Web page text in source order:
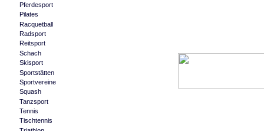
Pferdesport
Pilates
Racquetball
Radsport
Reitsport
Schach
Skisport
Sportstätten
Sportvereine
Squash
Tanzsport
Tennis
Tischtennis